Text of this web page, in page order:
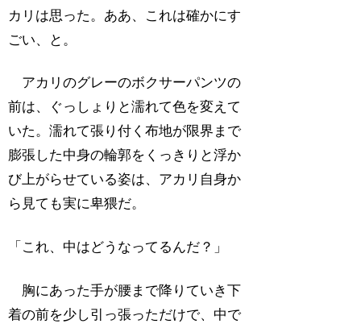
カリは思った。ああ、これは確かにす
ごい、と。
アカリのグレーのボクサーパンツの
前は、ぐっしょりと濡れて色を変えて
いた。濡れて張り付く布地が限界まで
膨張した中身の輪郭をくっきりと浮か
び上がらせている姿は、アカリ自身か
ら見ても実に卑猥だ。
「これ、中はどうなってるんだ？」
胸にあった手が腰まで降りていき下
着の前を少し引っ張っただけで、中で